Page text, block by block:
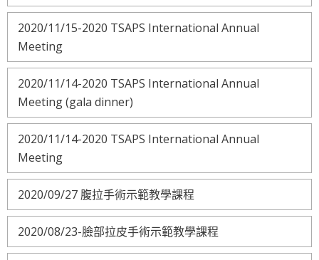
2020/11/15-2020 TSAPS International Annual
Meeting
2020/11/14-2020 TSAPS International Annual
Meeting (gala dinner)
2020/11/14-2020 TSAPS International Annual
Meeting
2020/09/27 腹拉手術示範教學課程
2020/08/23-臉部拉皮手術示範教學課程